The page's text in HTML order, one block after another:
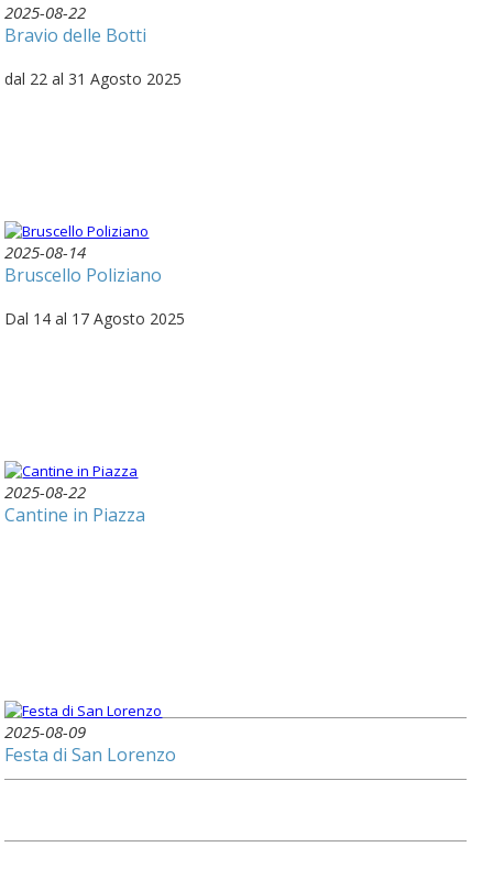
2025-08-22
Bravio delle Botti
dal 22 al 31 Agosto 2025
2025-08-14
Bruscello Poliziano
Dal 14 al 17 Agosto 2025
2025-08-22
Cantine in Piazza
2025-08-09
Festa di San Lorenzo